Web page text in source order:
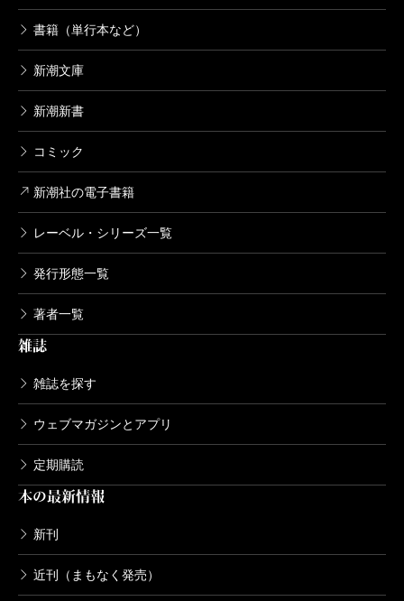
書籍（単行本など）
新潮文庫
新潮新書
コミック
新潮社の電子書籍
レーベル・シリーズ一覧
発行形態一覧
著者一覧
雑誌
雑誌を探す
ウェブマガジンとアプリ
定期購読
本の最新情報
新刊
近刊（まもなく発売）